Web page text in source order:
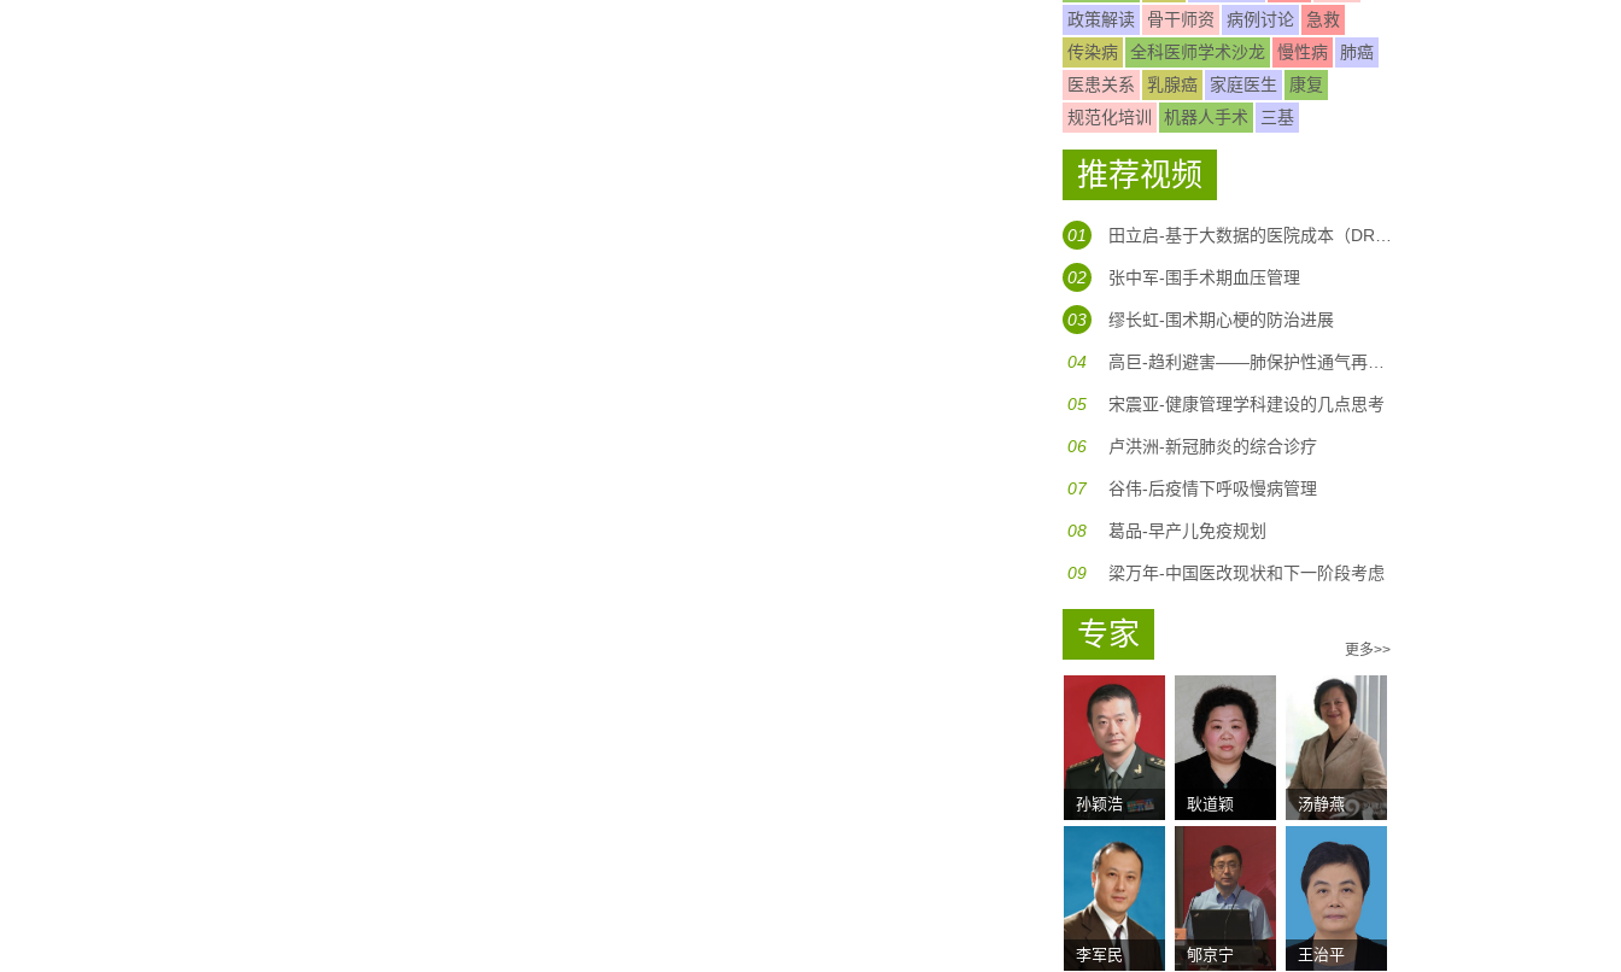
政策解读
骨干师资 病例讨论
急救
传染病
全科医师学术沙龙 慢性病
肺癌
医患关系
乳腺癌 家庭医生
康复
规范化培训
机器人手术 三基
推荐视频
01 田立启-基于大数据的医院成本（DRG DIP)核算体系构建
02 张中军-围手术期血压管理
03 缪长虹-围术期心梗的防治进展
04 高巨-趋利避害——肺保护性通气再认识
05 宋震亚-健康管理学科建设的几点思考
06 卢洪洲-新冠肺炎的综合诊疗
07 谷伟-后疫情下呼吸慢病管理
08 葛品-早产儿免疫规划
09 梁万年-中国医改现状和下一阶段考虑
专家 更多>>
孙颖浩 耿道颖 汤静燕
李军民 郇京宁 王治平